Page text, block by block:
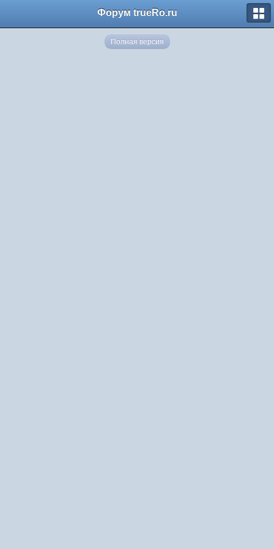
Форум trueRo.ru
Полная версия